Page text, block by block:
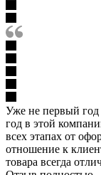
Уже не первый
год в этой
всех этапах от
отношение к
товара всегда